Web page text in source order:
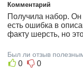
Е
Н
И
Т
У
Комментарий
Получила набор. Он
есть ошибка в
факту шерсть, но
Был ли отзыв
0 0